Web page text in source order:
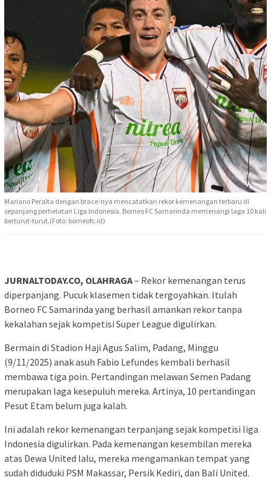
Mariano Peralta dengan brace-nya mencatatkan rekor kemenangan terbaru di
sepanjang perhelatan Liga Indonesia. Borneo FC Samarinda memenangi laga 10 kali
berturut-turut.(Foto: borneofc.id)
JURNALTODAY.CO, OLAHRAGA– Rekor kemenangan terus
diperpanjang. Pucuk klasemen tidak tergoyahkan. Itulah
Borneo FC Samarinda yang berhasil amankan rekor tanpa
kekalahan sejak kompetisi Super League digulirkan.
Bermain di Stadion Haji Agus Salim, Padang, Minggu
(9/11/2025) anak asuh Fabio Lefundes kembali berhasil
membawa tiga poin. Pertandingan melawan Semen Padang
merupakan laga kesepuluh mereka. Artinya, 10 pertandingan
Pesut Etam belum juga kalah.
Ini adalah rekor kemenangan terpanjang sejak kompetisi liga
Indonesia digulirkan. Pada kemenangan kesembilan mereka
atas Dewa United lalu, mereka mengamankan tempat yang
sudah diduduki PSM Makassar, Persik Kediri, dan Bali United.